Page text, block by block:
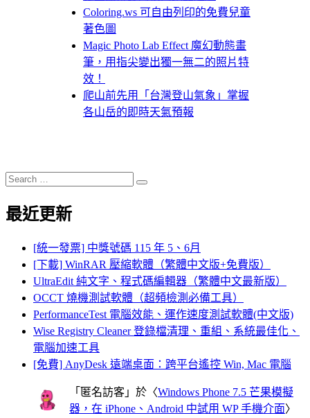
Coloring.ws 可自由列印的免費兒童
著色圖
Magic Photo Lab Effect 魔幻動態畫
筆，用指尖變出獨一無二的照片特
效！
爬山前先用「台灣登山氣象」掌握
各山岳的即時天氣預報
Search
for:
Search
最近更新
[統一發票] 中獎號碼 115 年 5、6月
[下載] WinRAR 壓縮軟體（繁體中文版+免費版）
UltraEdit 純文字、程式碼編輯器（繁體中文最新版）
OCCT 燒機測試軟體（超頻檢測必備工具）
PerformanceTest 電腦效能、運作速度測試軟體(中文版)
Wise Registry Cleaner 登錄檔清理、重組、系統最佳化、
電腦加速工具
[免費] AnyDesk 遠端桌面：跨平台遙控 Win, Mac 電腦
「 匿名訪客 」於〈Windows Phone 7.5 芒果模擬
器，在 iPhone、Android 中試用 WP 手機介面〉